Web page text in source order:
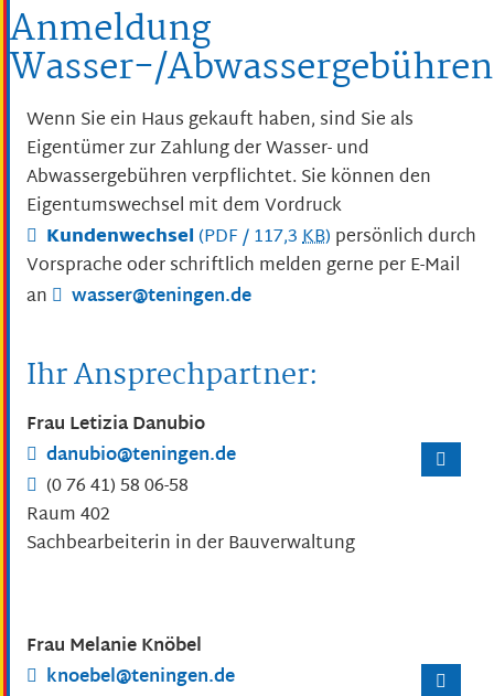
Anmeldung
Wasser-/Abwassergebühren
Wenn Sie ein Haus gekauft haben, sind Sie als
Eigentümer zur Zahlung der Wasser- und
Abwassergebühren verpflichtet. Sie können den
Eigentumswechsel mit dem Vordruck
Kundenwechsel (PDF / 117,3KB) persönlich durch
Vorsprache oder schriftlich melden gerne per E-Mail
an
wasser@teningen.de
Ihr Ansprechpartner:
Frau LetiziaDanubio
danubio@teningen.de
(07641) 5806-58
Raum402
Sachbearbeiterin in der Bauverwaltung
Frau MelanieKnöbel
knoebel@teningen.de